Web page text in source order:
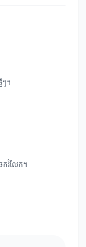
ៗ។
ករំលែក។